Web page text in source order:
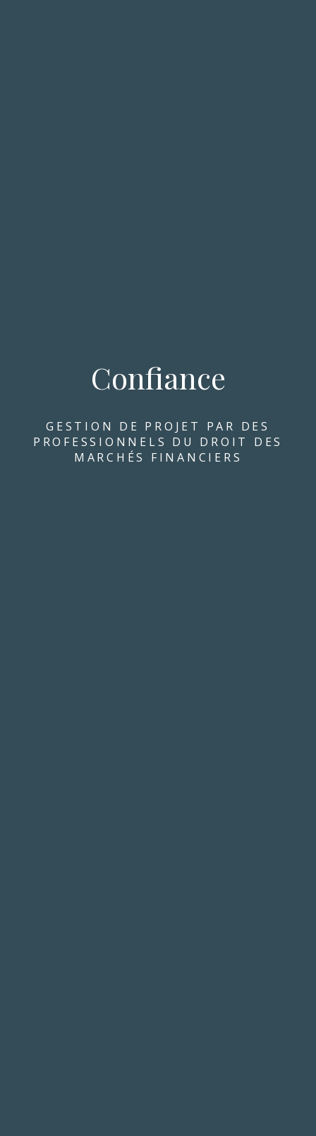
Confiance
GESTION DE PROJET PAR DES
PROFESSIONNELS DU DROIT DES
MARCHÉS FINANCIERS